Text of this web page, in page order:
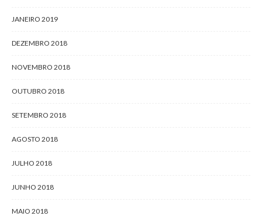
JANEIRO 2019
DEZEMBRO 2018
NOVEMBRO 2018
OUTUBRO 2018
SETEMBRO 2018
AGOSTO 2018
JULHO 2018
JUNHO 2018
MAIO 2018